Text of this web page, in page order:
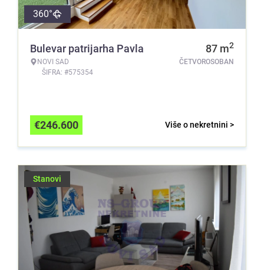
360°
Bulevar patrijarha Pavla
NOVI SAD
ŠIFRA: #575354
87 m2
ČETVOROSOBAN
Više o nekretnini >
€246.600
Stanovi